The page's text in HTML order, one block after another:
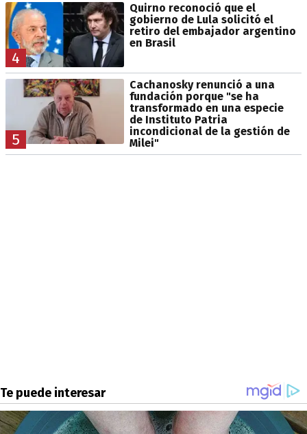
4
Quirno reconoció que el
gobierno de Lula solicitó el
retiro del embajador argentino
en Brasil
5
Cachanosky renunció a una
fundación porque "se ha
transformado en una especie
de Instituto Patria
incondicional de la gestión de
Milei"